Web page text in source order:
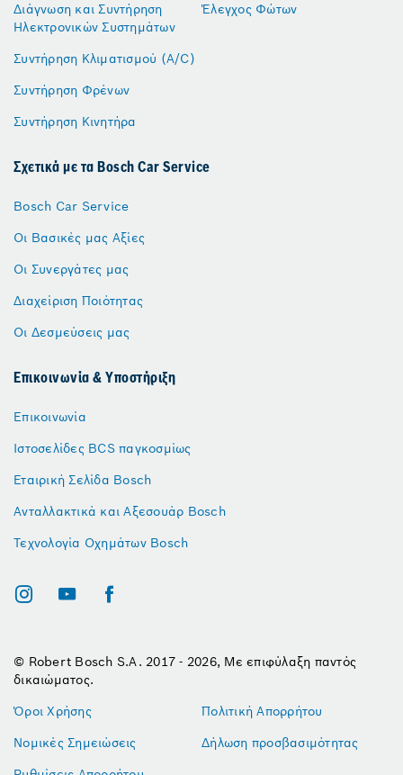
Διάγνωση και Συντήρηση
Ηλεκτρονικών Συστημάτων
Συντήρηση Κλιματισμού (A/C)
Συντήρηση Φρένων
Συντήρηση Κινητήρα
Έλεγχος Φώτων
Σχετικά με τα Bosch Car Service
Bosch Car Service
Οι Βασικές μας Αξίες
Οι Συνεργάτες μας
Διαχείριση Ποιότητας
Οι Δεσμεύσεις μας
Επικοινωνία & Υποστήριξη
Επικοινωνία
Ιστοσελίδες BCS παγκοσμίως
Εταιρική Σελίδα Bosch
Ανταλλακτικά και Αξεσουάρ Bosch
Τεχνολογία Οχημάτων Bosch
© Robert Bosch S.A. 2017 - 2026, Με επιφύλαξη παντός
δικαιώματος.
Όροι Χρήσης
Πολιτική Απορρήτου
Νομικές Σημειώσεις
Δήλωση προσβασιμότητας